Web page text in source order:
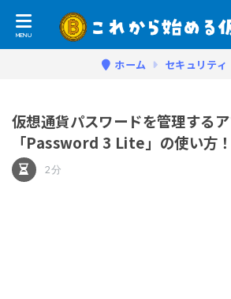
ホーム セキュリティ
仮想通貨パスワードを管理するア
「Password 3 Lite」の使い方！
2分